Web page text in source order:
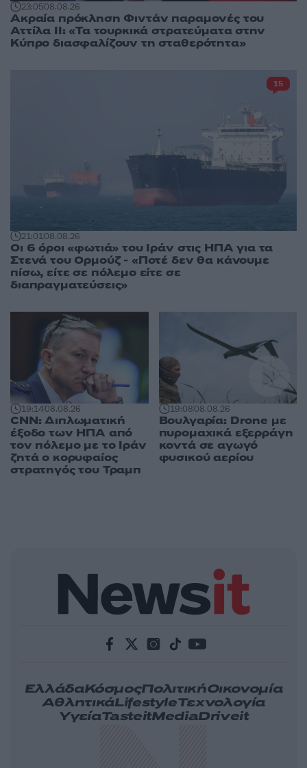
23:0508.08.26
Ακραία πρόκληση Φιντάν παραμονές του
Αττίλα ΙΙ: «Τα τουρκικά στρατεύματα στην
Κύπρο διασφαλίζουν τη σταθερότητα»
21:0108.08.26
Οι 6 όροι «φωτιά» του Ιράν στις ΗΠΑ για τα
Στενά του Ορμούζ - «Ποτέ δεν θα κάνουμε
πίσω, είτε σε πόλεμο είτε σε
διαπραγματεύσεις»
15
19:1408.08.26
CNN: Διπλωματική
έξοδο των ΗΠΑ από
τον πόλεμο με το Ιράν
ζητά ο κορυφαίος
στρατηγός του Τραμπ
19:0808.08.26
Βουλγαρία: Drone με
πυρομαχικά εξερράγη
κοντά σε αγωγό
φυσικού αερίου
ΕλλάδαΚόσμοςΠολιτικήΟικονομία
ΑθλητικάLifestyleΤεχνολογία
ΥγείαTasteitMediaDriveit